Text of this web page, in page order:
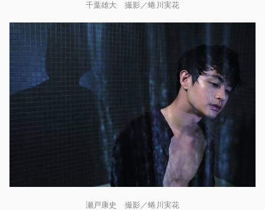
千葉雄大 撮影／蜷川実花
瀬戸康史 撮影／蜷川実花